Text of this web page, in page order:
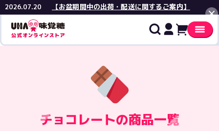
2026.07.20 【お盆期間中の出荷・配送に関するご案内】
閉じる
チョコレートの商品一覧